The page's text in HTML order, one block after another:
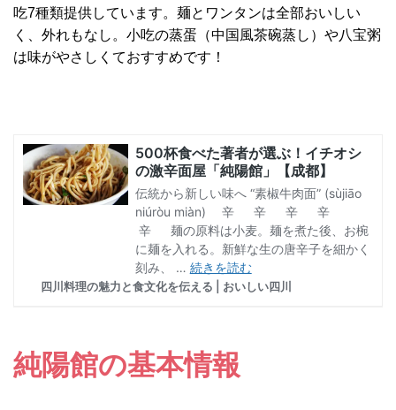
吃7種類提供しています。麺とワンタンは全部おいしい
く、外れもなし。小吃の蒸蛋（中国風茶碗蒸し）や八宝粥
は味がやさしくておすすめです！
純陽館の基本情報